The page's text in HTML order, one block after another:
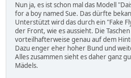
Nun ja, es ist schon mal das Modell
for a boy named Sue. Das dürfte
Unterstützt wird das durch ein "Fake
der Front, wie es aussieht. Die
vorteilhafterweise genau auf dem
Dazu enger eher hoher Bund und
Alles zusammen sieht es daher ganz
Mädels.